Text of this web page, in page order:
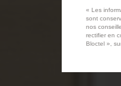
« Les
sont
nos
rectifier en
Bloctel »,